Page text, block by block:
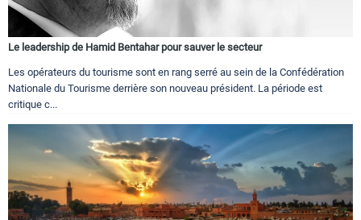
Le leadership de Hamid Bentahar pour sauver le secteur
Les opérateurs du tourisme sont en rang serré au sein de la Confédération
Nationale du Tourisme derrière son nouveau président. La période est
critique c...